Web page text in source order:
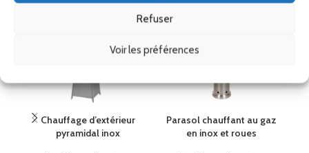
Refuser
Voir les préférences
Chauffage d’extérieur
pyramidal inox
Parasol chauffant au gaz
en inox et roues